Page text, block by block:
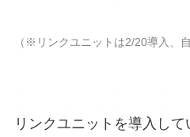
（※リンクユニットは2/20導入、
リンクユニットを導入し